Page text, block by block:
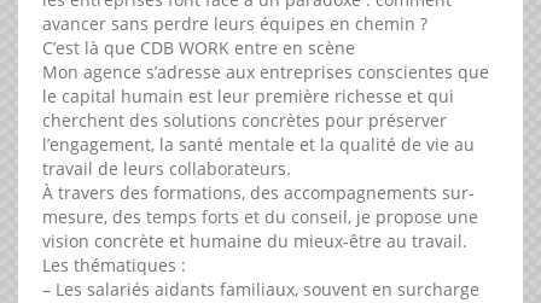
avancer sans perdre leurs équipes en chemin ?
C’est là que CDB WORK entre en scène
Mon agence s’adresse aux entreprises conscientes que
le capital humain est leur première richesse et qui
cherchent des solutions concrètes pour préserver
l’engagement, la santé mentale et la qualité de vie au
travail de leurs collaborateurs.
À travers des formations, des accompagnements sur-
mesure, des temps forts et du conseil, je propose une
vision concrète et humaine du mieux-être au travail.
Les thématiques :
– Les salariés aidants familiaux, souvent en surcharge